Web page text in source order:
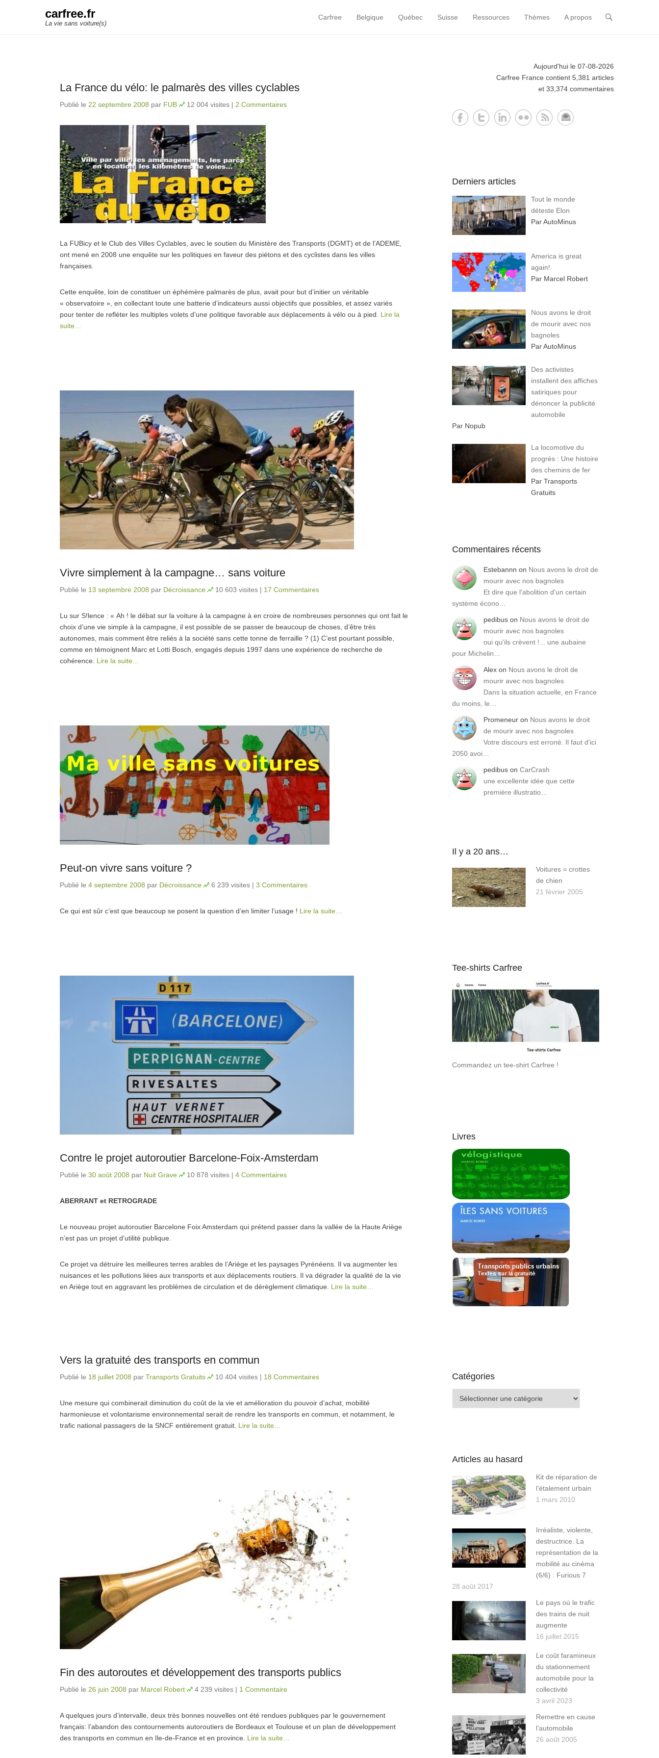
carfree.fr
La vie sans voiture(s)
Primary Menu
Skip to content
Carfree Belgique Québec Suisse Ressources Thèmes A propos
La France du vélo: le palmarès des villes cyclables
Publié le 22 septembre 2008 par FUB 12 004 visites | 2 Commentaires
La FUBicy et le Club des Villes Cyclables, avec le soutien du Ministère des Transports (DGMT) et de l’ADEME,
ont mené en 2008 une enquête sur les politiques en faveur des piétons et des cyclistes dans les villes
françaises.
Cette enquête, loin de constituer un éphémère palmarès de plus, avait pour but d’initier un véritable
« observatoire », en collectant toute une batterie d’indicateurs aussi objectifs que possibles, et assez variés
pour tenter de refléter les multiples volets d’une politique favorable aux déplacements à vélo ou à pied. Lire la
suite…
Vivre simplement à la campagne… sans voiture
Publié le 13 septembre 2008 par Décroissance 10 603 visites | 17 Commentaires
Lu sur S!lence : « Ah ! le débat sur la voiture à la campagne à en croire de nombreuses personnes qui ont fait le
choix d’une vie simple à la campagne, il est possible de se passer de beaucoup de choses, d’être très
autonomes, mais comment être reliés à la société sans cette tonne de ferraille ? (1) C’est pourtant possible,
comme en témoignent Marc et Lotti Bosch, engagés depuis 1997 dans une expérience de recherche de
cohérence. Lire la suite…
Peut-on vivre sans voiture ?
Publié le 4 septembre 2008 par Décroissance 6 239 visites | 3 Commentaires
Ce qui est sûr c’est que beaucoup se posent la question d’en limiter l’usage ! Lire la suite…
Contre le projet autoroutier Barcelone-Foix-Amsterdam
Publié le 30 août 2008 par Nuit Grave 10 878 visites | 4 Commentaires
ABERRANT et RETROGRADE
Le nouveau projet autoroutier Barcelone Foix Amsterdam qui prétend passer dans la vallée de la Haute Ariège
n’est pas un projet d’utilité publique.
Ce projet va détruire les meilleures terres arables de l’Ariège et les paysages Pyrénéens. Il va augmenter les
nuisances et les pollutions liées aux transports et aux déplacements routiers. Il va dégrader la qualité de la vie
en Ariège tout en aggravant les problèmes de circulation et de dérèglement climatique. Lire la suite…
Vers la gratuité des transports en commun
Publié le 18 juillet 2008 par Transports Gratuits 10 404 visites | 18 Commentaires
Une mesure qui combinerait diminution du coût de la vie et amélioration du pouvoir d’achat, mobilité
harmonieuse et volontarisme environnemental serait de rendre les transports en commun, et notamment, le
trafic national passagers de la SNCF entièrement gratuit. Lire la suite…
Fin des autoroutes et développement des transports publics
Publié le 26 juin 2008 par Marcel Robert 4 239 visites | 1 Commentaire
A quelques jours d’intervalle, deux très bonnes nouvelles ont été rendues publiques par le gouvernement
français: l’abandon des contournements autoroutiers de Bordeaux et Toulouse et un plan de développement
des transports en commun en Ile-de-France et en province. Lire la suite…
Aujourd'hui le 07-08-2026
Carfree France contient 5,381 articles
et 33,374 commentaires
Derniers articles
Tout le monde
déteste Elon
Par AutoMinus
America is great
again!
Par Marcel Robert
Nous avons le droit
de mourir avec nos
bagnoles
Par AutoMinus
Des activistes
installent des affiches
satiriques pour
dénoncer la publicité
automobile
Par Nopub
La locomotive du
progrès : Une histoire
des chemins de fer
Par Transports
Gratuits
Commentaires récents
Estebannn on Nous avons le droit de
mourir avec nos bagnoles
Et dire que l'abolition d'un certain
système écono…
pedibus on Nous avons le droit de
mourir avec nos bagnoles
oui qu'ils crèvent !... une aubaine
pour Michelin…
Alex on Nous avons le droit de
mourir avec nos bagnoles
Dans la situation actuelle, en France
du moins, le…
Promeneur on Nous avons le droit
de mourir avec nos bagnoles
Votre discours est erroné. Il faut d'ici
2050 avoi…
pedibus on CarCrash
une excellente idée que cette
première illustratio…
Il y a 20 ans…
Voitures = crottes
de chien
21 février 2005
Tee-shirts Carfree
Commandez un tee-shirt Carfree !
Livres
Catégories
Articles au hasard
Kit de réparation de
l’étalement urbain
1 mars 2010
Irréaliste, violente,
destructrice. La
représentation de la
mobilité au cinéma
(6/6) : Furious 7
28 août 2017
Le pays où le trafic
des trains de nuit
augmente
16 juillet 2015
Le coût faramineux
du stationnement
automobile pour la
collectivité
3 avril 2023
Remettre en cause
l’automobile
26 août 2005